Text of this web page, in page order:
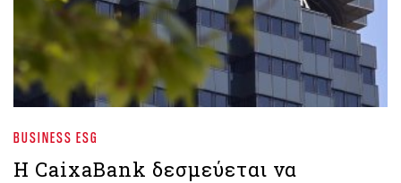
BUSINESS ESG
Η CaixaBank δεσμεύεται να